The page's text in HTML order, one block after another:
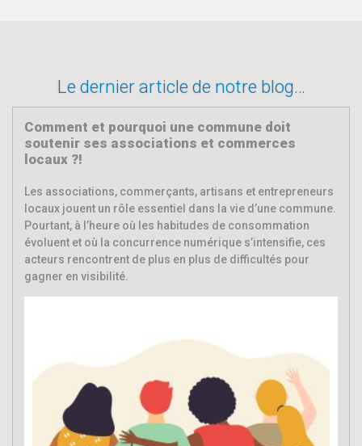
Le dernier article de notre blog…
Comment et pourquoi une commune doit
soutenir ses associations et commerces
locaux ?!
Les associations, commerçants, artisans et entrepreneurs
locaux jouent un rôle essentiel dans la vie d’une commune.
Pourtant, à l’heure où les habitudes de consommation
évoluent et où la concurrence numérique s’intensifie, ces
acteurs rencontrent de plus en plus de difficultés pour
gagner en visibilité.